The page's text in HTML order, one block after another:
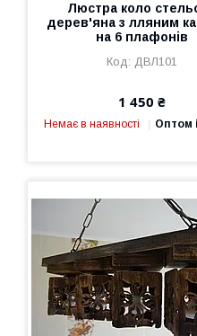
Люстра коло
дерев'яна з лляним
на 6 плафонів
ДВЛ101
1 450 ₴
Немає в наявності Оптом